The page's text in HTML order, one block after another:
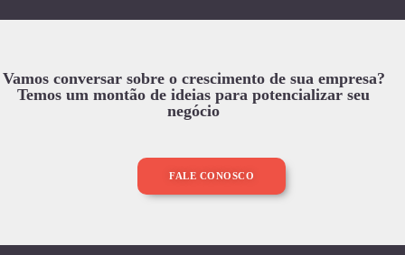
Vamos conversar sobre o crescimento de sua empresa?
Temos um montão de ideias para potencializar seu
negócio
FALE CONOSCO